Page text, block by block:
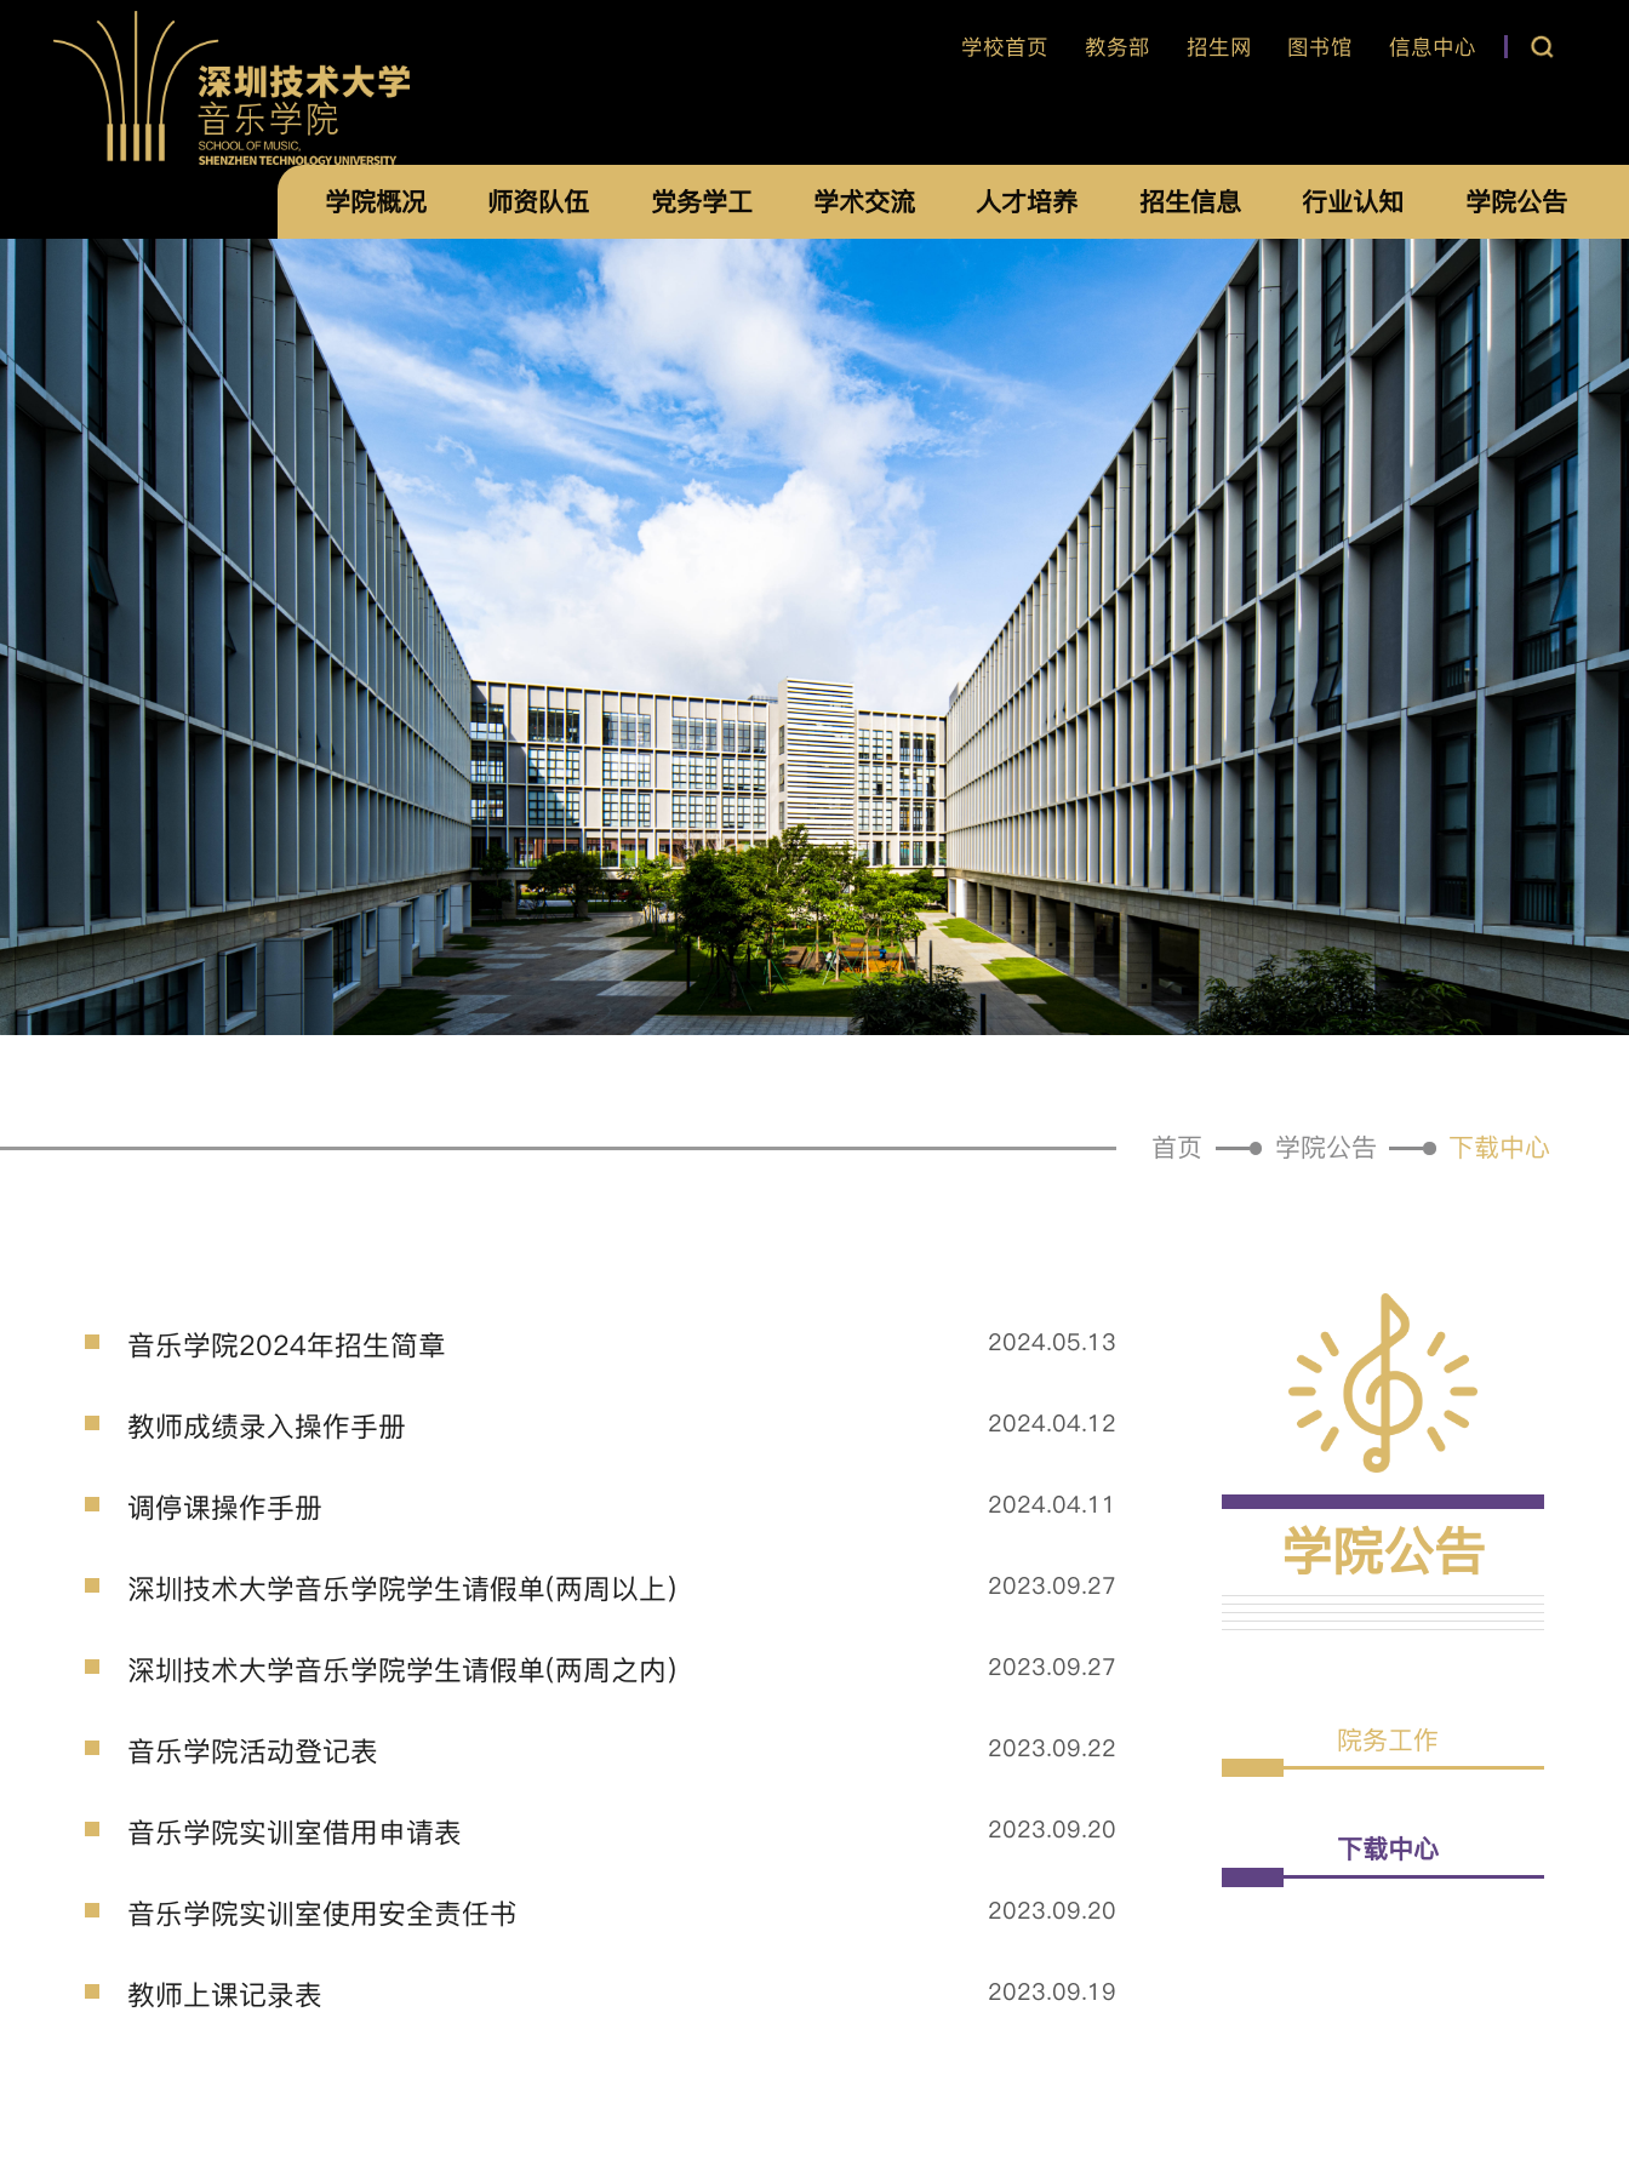
学校首页 教务部 招生网 图书馆 信息中心
学院概况 师资队伍 党务学工 学术交流 人才培养 招生信息 行业认知 学院公告
首页 学院公告 下载中心
学院公告
院务工作
下载中心
音乐学院2024年招生简章 2024.05.13
教师成绩录入操作手册 2024.04.12
调停课操作手册 2024.04.11
深圳技术大学音乐学院学生请假单(两周以上） 2023.09.27
深圳技术大学音乐学院学生请假单(两周之内） 2023.09.27
音乐学院活动登记表 2023.09.22
音乐学院实训室借用申请表 2023.09.20
音乐学院实训室使用安全责任书 2023.09.20
教师上课记录表 2023.09.19